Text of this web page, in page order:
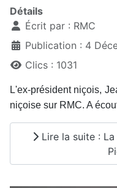
Détails
Écrit par : RMC
Publication : 4
Clics : 1031
L'ex-président niçois,
niçoise sur RMC. A
Lire la suite : La